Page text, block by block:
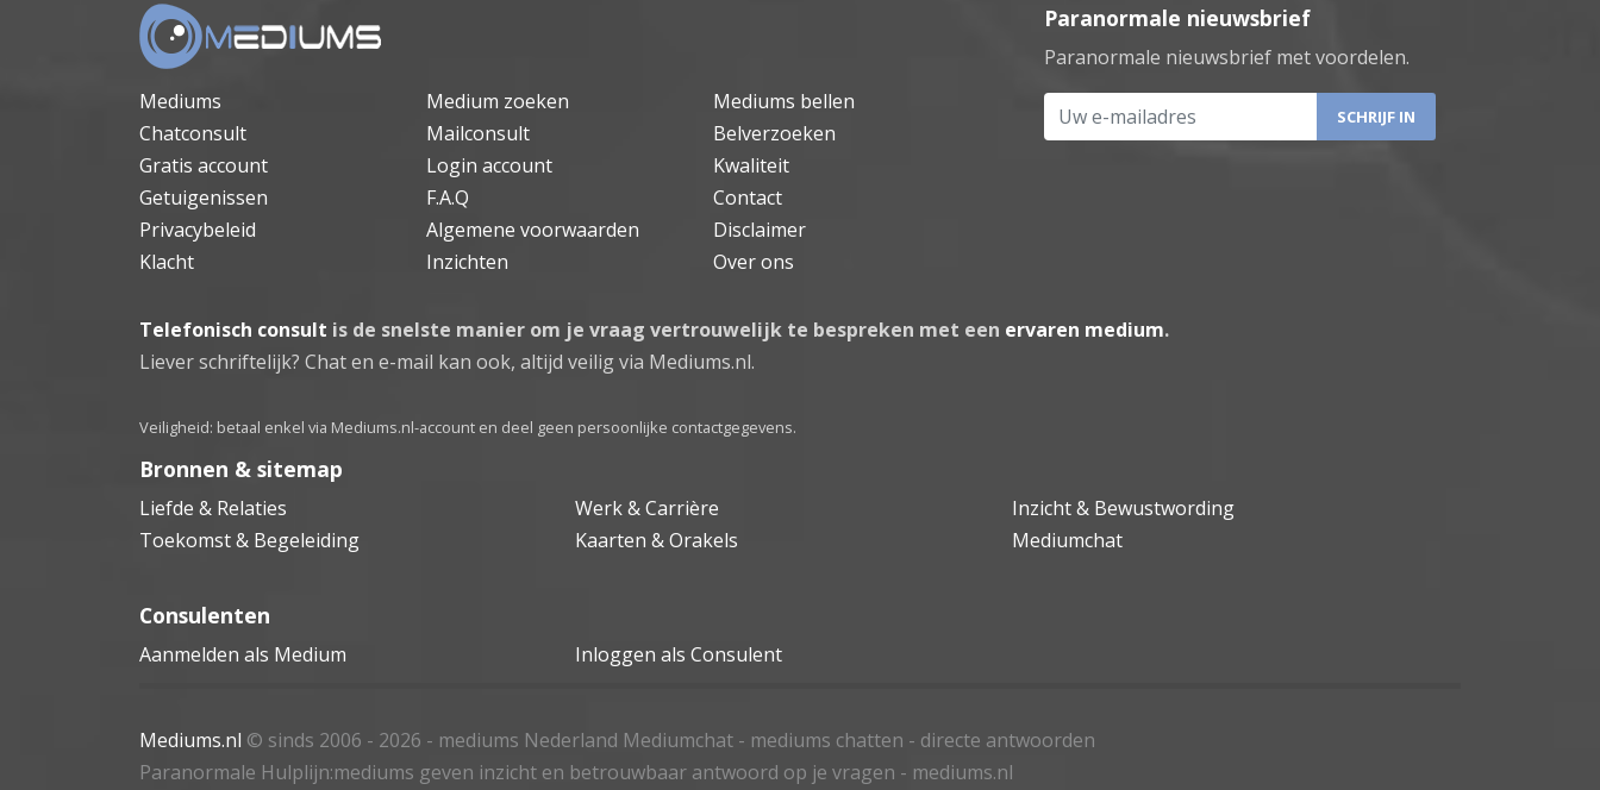
Mediums Medium zoeken
Mediums bellen
Chatconsult
Mailconsult
Belverzoeken
Gratis account
Login account
Kwaliteit
Getuigenissen
F.A.Q
Contact
Privacybeleid
Algemene voorwaarden
Disclaimer
Klacht
Inzichten Over ons
Paranormale nieuwsbrief
Paranormale nieuwsbrief met voordelen.
Uw e-mailadres
Telefonisch consult is de snelste manier om je vraag vertrouwelijk te bespreken met een ervaren medium.
Liever schriftelijk? Chat en e-mail kan ook, altijd veilig via Mediums.nl.
Veiligheid: betaal enkel via Mediums.nl-account en deel geen persoonlijke contactgegevens.
Bronnen & sitemap
Liefde & Relaties Werk & Carrière
Inzicht & Bewustwording
Toekomst & Begeleiding
Kaarten & Orakels Mediumchat
Consulenten
Aanmelden als Medium Inloggen als Consulent
Mediums.nl © sinds 2006 - 2026 - mediums Nederland Mediumchat - mediums chatten - directe antwoorden
Paranormale Hulplijn:mediums geven inzicht en betrouwbaar antwoord op je vragen - mediums.nl